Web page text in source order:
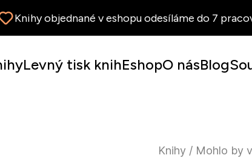
Knihy objednané v eshopu odesíláme do 7
Levný tisk knihEshopO násBlog
Knihy / Mohlo by